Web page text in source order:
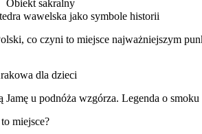
Obiekt sakralny
wawelska jako symbole historii
co czyni to miejsce najważniejszym
dla dzieci
Jamę u podnóża wzgórza. Legenda o
miejsce?